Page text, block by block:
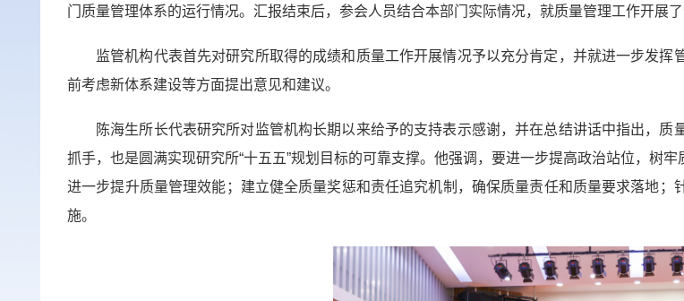
门质量管理体系的运行情况。汇报结束后，参会人员结合本部门实际情况，就质量管理工作开展了
监管机构代表首先对研究所取得的成绩和质量工作开展情况予以充分肯定，并就进一步发
前考虑新体系建设等方面提出意见和建议。
陈海生所长代表研究所对监管机构长期以来给予的支持表示感谢，并在总结讲话中指出，
抓手，也是圆满实现研究所“十五五”规划目标的可靠支撑。他强调，要进一步提高政治站位，树
进一步提升质量管理效能；建立健全质量奖惩和责任追究机制，确保质量责任和质量要求落地
施。